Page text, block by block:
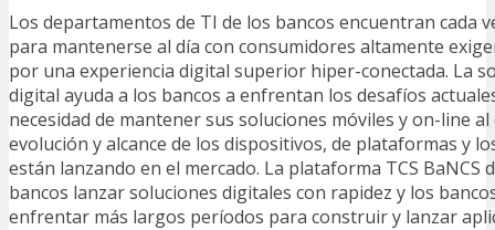
Los departamentos de TI de los bancos encuentran cada
para mantenerse al día con consumidores altamente
por una experiencia digital superior hiper-conectada. La
digital ayuda a los bancos a enfrentan los desafíos
necesidad de mantener sus soluciones móviles y on-line
evolución y alcance de los dispositivos, de plataformas y
están lanzando en el mercado. La plataforma TCS BaNCS
bancos lanzar soluciones digitales con rapidez y los
enfrentar más largos períodos para construir y lanzar